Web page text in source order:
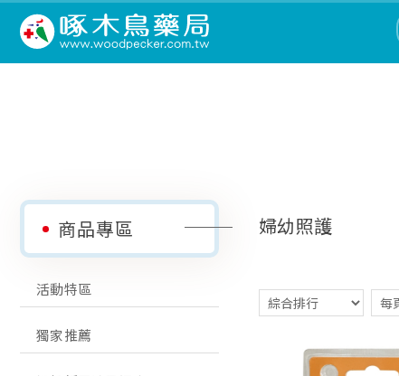
商品專區
活動特區
獨家推薦
婦幼照護